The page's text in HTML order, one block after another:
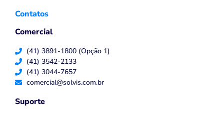
Contatos
Comercial
(41) 3891-1800 (Opção 1)
(41) 3542-2133
(41) 3044-7657
comercial@solvis.com.br
Suporte